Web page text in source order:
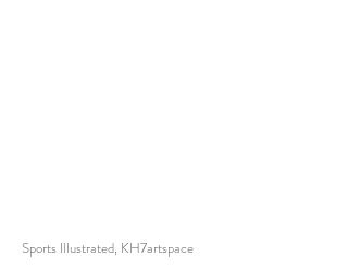
Sports Illustrated, KH7artspace